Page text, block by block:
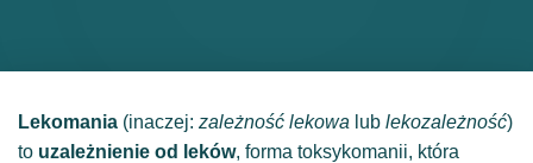
A
C
Lekomania (inaczej: zależność lekowa lub lekozależność)
to uzależnienie od leków, forma toksykomanii, która